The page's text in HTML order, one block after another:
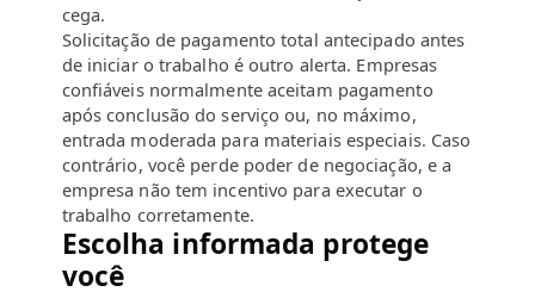
cega.
Solicitação de pagamento total antecipado antes
de iniciar o trabalho é outro alerta. Empresas
confiáveis normalmente aceitam pagamento
após conclusão do serviço ou, no máximo,
entrada moderada para materiais especiais. Caso
contrário, você perde poder de negociação, e a
empresa não tem incentivo para executar o
trabalho corretamente.
Escolha informada protege
você